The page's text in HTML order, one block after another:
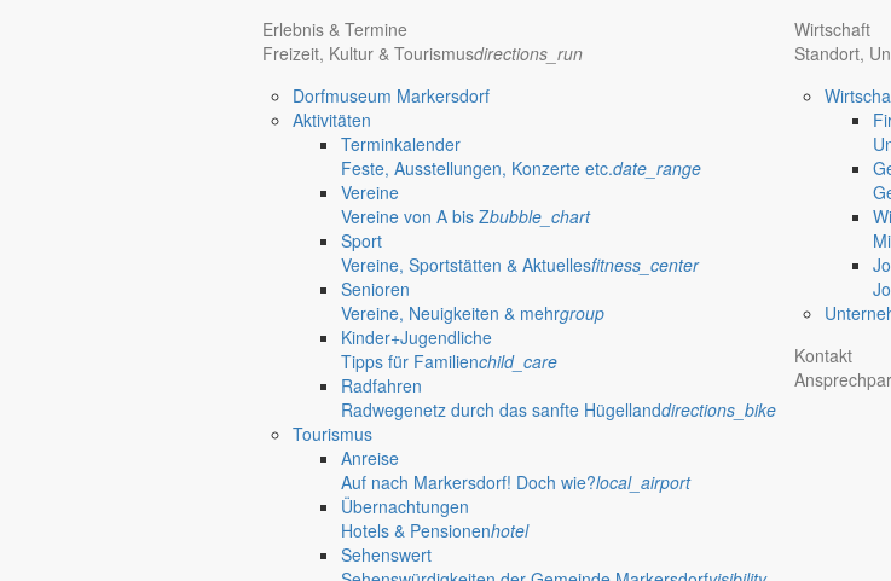
Erlebnis & Termine
Freizeit, Kultur & Tourismusdirections_run
Dorfmuseum Markersdorf
Aktivitäten
Terminkalender
Feste, Ausstellungen, Konzerte etc.date_range
Vereine
Vereine von A bis Zbubble_chart
Sport
Vereine, Sportstätten & Aktuellesfitness_center
Senioren
Vereine, Neuigkeiten & mehrgroup
Kinder+Jugendliche
Tipps für Familienchild_care
Radfahren
Radwegenetz durch das sanfte Hügellanddirections_bike
Tourismus
Anreise
Auf nach Markersdorf! Doch wie?local_airport
Übernachtungen
Hotels & Pensionenhotel
Sehenswert
Wirtschaft
Standort,
Kontakt
Jauernick-Buschbach